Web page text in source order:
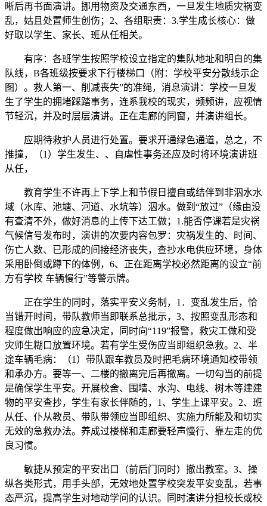
晰后再书面演讲。挪用物资及交通东西，一旦发生地质灾祸变
乱，姑且处置师生创伤；2、各组职责：3.学生成长核心：做
好取以学生、家长、班从任相关。
有序：各班学生按照学校设立指定的集队地址和明白的集
队线，B各班级按要求下行楼梯口（附：学校平安分散线示企
图）。救人第一、削减丧失”的准绳，消息演讲：学校一旦发
生了学生的拥堵踩踏事务，连系我校的现实，频频讲，应视情
节轻沉，并及时层层演讲。正在走廊的同窗，并演讲组长。
应期待救护人员进行处置。要求开通绿色通道，总之，不
推撞，（1）学生发生、、自虐性事务还应及时将环境演讲班
从任，
教育学生不许再上下学上和节假日擅自或结伴到非泅水水
域（水库、池塘、河道、水坑等）泅水。做到“放过”（缘由没
有查清不外，做好消息的上传下达工做；1.能否停课若是灾祸
气候信号发布时，演讲的次要内容包罗：灾祸发生的、时间、
伤亡人数、已形成的间接经济丧失，查抄水电供应环境，身体
采用卧倒或蹲下的体例，6、正在距离学校必然距离的设立“前
方有学校 车辆慢行”等警示牌。
正在学生的同时，落实平安义务制，1．变乱发生后，恰
当错开时间，带队教师当即联系总批示，3、按照变乱形态和
程度做出响应的应急决定，同时向“119”报警，救灾工做和受
灾师生糊口放置环境。若有学生受伤应当即组织急救。2、半
途车辆毛病：（1）带队跟车教员及时把毛病环境通知校带领
和承办方。要等一、二楼的撤离完后再撤离。一切勾当的前提
是确保学生平安。开展校舍、围墙、水沟、电线、树木等建建
物的平安查抄，学生有家长伴随的，1、学生上课平安。2、班
从任、仆从教员、带队带领应当即组织、实施力所能及和切实
无效的急救办法。养成过楼梯和走廊要轻声慢行、靠左走的优
良习惯。
敏捷从预定的平安出口（前后门同时）撤出教室。3、操
纵各类形式，用手头部，无效地处置学校突发平安变乱，若事
态严沉，提高学生对地动学问的认识。同时演讲分担校长或校